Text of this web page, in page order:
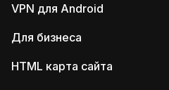
VPN для Android
Для бизнеса
HTML карта сайта